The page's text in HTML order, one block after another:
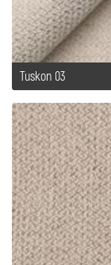
Tuskon 03